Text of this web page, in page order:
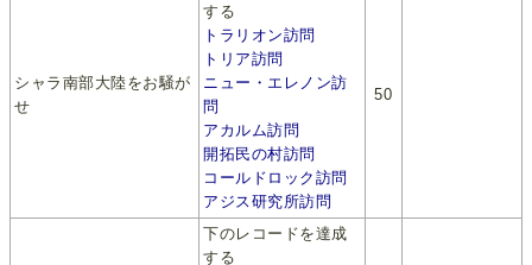
シャラ南部大陸をお騒が
せ
する
トラリオン訪問
トリア訪問
ニュー・エレノン訪
問
アカルム訪問
開拓民の村訪問
コールドロック訪問
アジス研究所訪問
50
下のレコードを達成
する